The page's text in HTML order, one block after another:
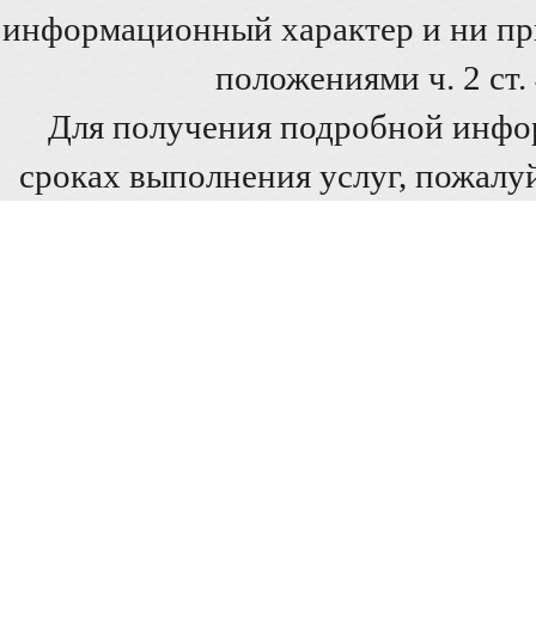
информационный характер и ни
положениями ч. 2
Для получения подробной
сроках выполнения услуг,